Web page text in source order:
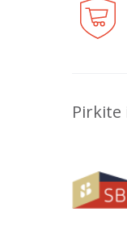
Pirkite